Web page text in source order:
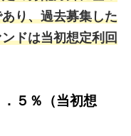
り、過去募集した
ドは当初想定利回
５％（当初想